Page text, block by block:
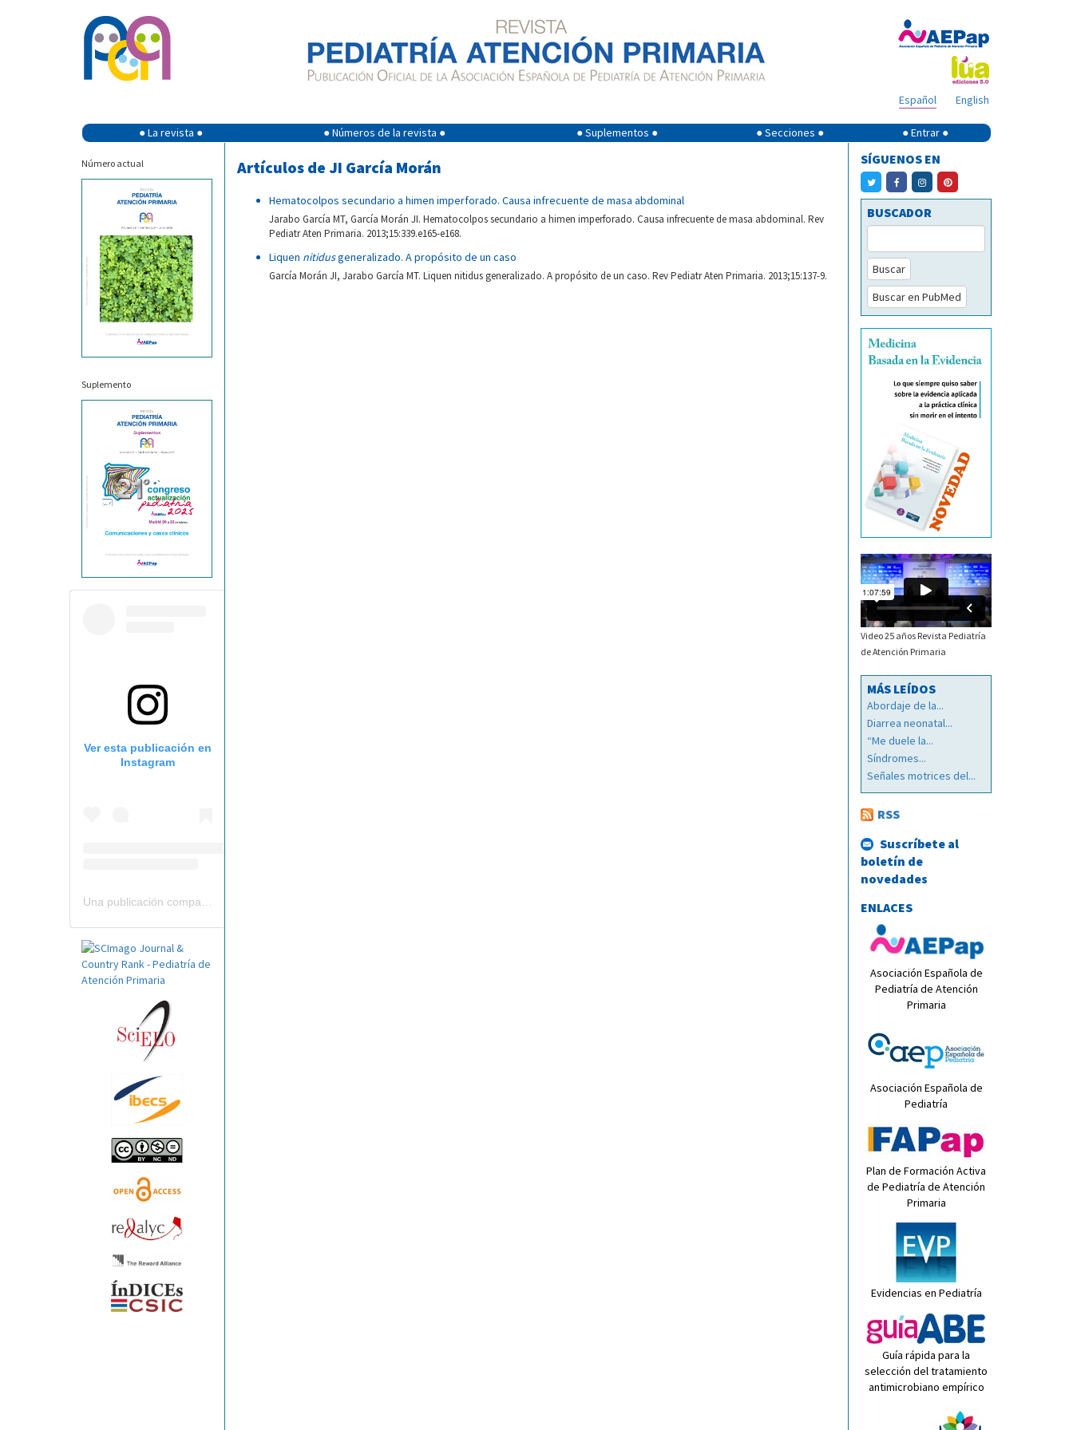
English
Español
● La revista ● ● Números de la revista ● ● Suplementos ● ● Secciones ● ● Entrar ●
Número actual
Suplemento
Ver esta publicación en
Instagram
Artículos de JI García Morán
Hematocolpos secundario a himen imperforado. Causa infrecuente de masa abdominal
Jarabo García MT, García Morán JI. Hematocolpos secundario a himen imperforado. Causa infrecuente de masa abdominal. Rev
Pediatr Aten Primaria. 2013;15:339.e165-e168.
Liquen nitidusgeneralizado. A propósito de un caso
García Morán JI, Jarabo García MT. Liquen nitidus generalizado. A propósito de un caso. Rev Pediatr Aten Primaria. 2013;15:137-9.
SÍGUENOS EN
BUSCADOR
Buscar
Buscar en PubMed
Video 25 años Revista Pediatría
de Atención Primaria
MÁS LEÍDOS
Abordaje de la...
Diarrea neonatal...
“Me duele la...
Síndromes...
Señales motrices del...
RSS
Suscríbete al
boletín de
novedades
ENLACES
Asociación Española de
Pediatría de Atención
Primaria
Asociación Española de
Pediatría
Plan de Formación Activa
de Pediatría de Atención
Primaria
Evidencias en Pediatría
Guía rápida para la
selección del tratamiento
antimicrobiano empírico